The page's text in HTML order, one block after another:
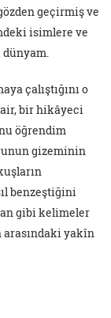
geçirmiş ve
isimlere ve
dünyam.
çalıştığını o
bir hikâyeci
öğrendim
gizeminin
benzeştiğini
gibi kelimeler
arasındaki yakîn